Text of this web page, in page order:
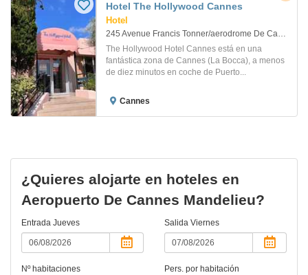
Hotel The Hollywood Cannes
Hotel
245 Avenue Francis Tonner/aerodrome De Cannes Mandelieu. Cannes-La-Bocca
The Hollywood Hotel Cannes está en una
fantástica zona de Cannes (La Bocca), a menos
de diez minutos en coche de Puerto...
Cannes
¿Quieres alojarte en hoteles en
Aeropuerto De Cannes Mandelieu?
Entrada Jueves Salida Viernes
Nº habitaciones Pers. por habitación